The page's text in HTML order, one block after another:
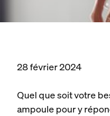
28 février 2024
Quel que soit votre
ampoule pour y